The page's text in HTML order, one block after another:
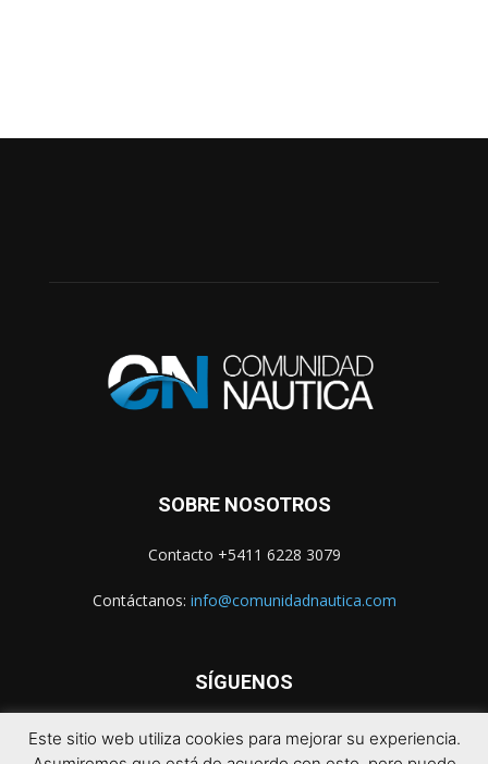
SOBRE NOSOTROS
Contacto +5411 6228 3079
Contáctanos: info@comunidadnautica.com
SÍGUENOS
Este sitio web utiliza cookies para mejorar su experiencia.